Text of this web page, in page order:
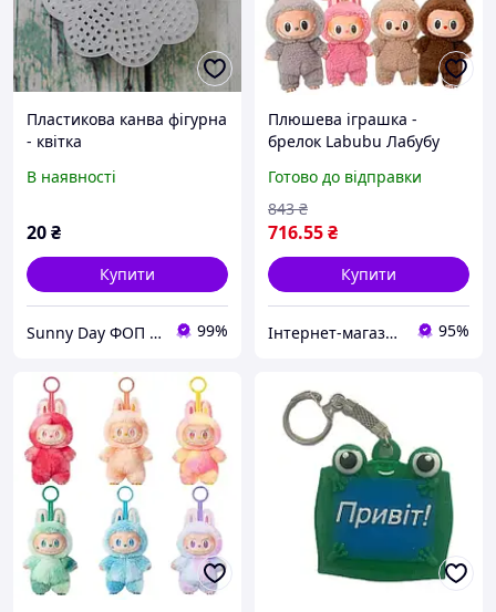
Пластикова канва фігурна
- квітка
В наявності
20₴
Купити
Sunny Day ФОП Пода Анастасія Ігорівна 99%
Плюшева іграшка -
брелок Labubu Лабубу
сюрприз(випадкова) з
колекційною фігуркою
Готово до відправки
716.55₴
843 ₴
Купити
Інтернет-магазин товарів для дому "The Rechi" 95%